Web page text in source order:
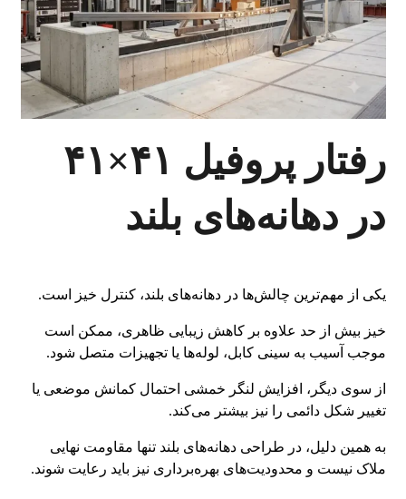
رفتار پروفیل ۴۱×۴۱
در دهانه‌های بلند
یکی از مهم‌ترین چالش‌ها در دهانه‌های بلند، کنترل خیز است.
خیز بیش از حد علاوه بر کاهش زیبایی ظاهری، ممکن است
موجب آسیب به سینی کابل، لوله‌ها یا تجهیزات متصل شود.
از سوی دیگر، افزایش لنگر خمشی احتمال کمانش موضعی یا
تغییر شکل دائمی را نیز بیشتر می‌کند.
به همین دلیل، در طراحی دهانه‌های بلند تنها مقاومت نهایی
ملاک نیست و محدودیت‌های بهره‌برداری نیز باید رعایت شوند.